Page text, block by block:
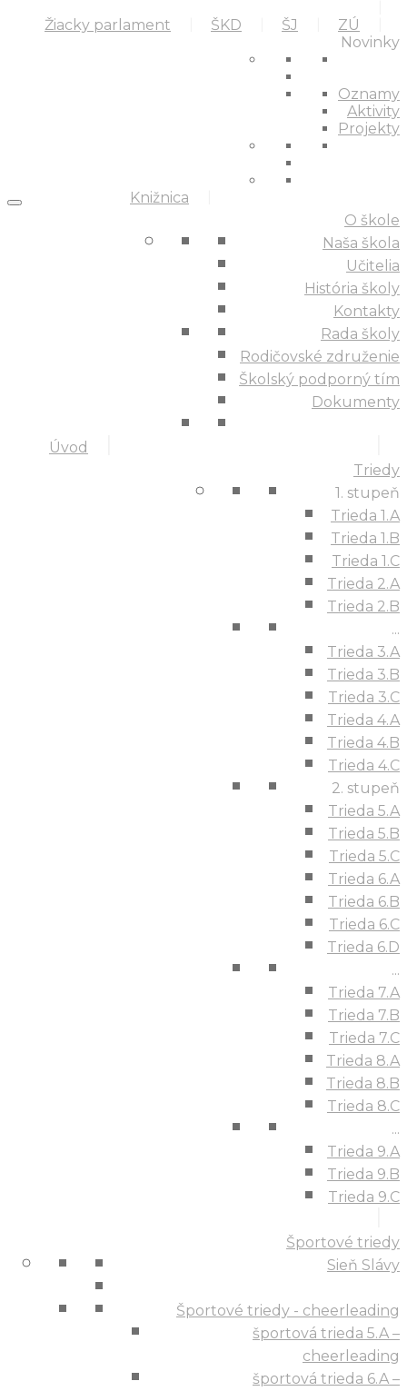
Žiacky parlament
ŠKD ŠJ ZÚ
Knižnica
Novinky
Oznamy
Aktivity
Projekty
Úvod
O škole
Naša škola
Učitelia
História školy
Kontakty
Rada školy
Rodičovské združenie
Školský podporný tím
Dokumenty
Triedy
1. stupeň
Trieda 1.A
Trieda 1.B
Trieda 1.C
Trieda 2.A
Trieda 2.B
...
Trieda 3.A
Trieda 3.B
Trieda 3.C
Trieda 4.A
Trieda 4.B
Trieda 4.C
2. stupeň
Trieda 5.A
Trieda 5.B
Trieda 5.C
Trieda 6.A
Trieda 6.B
Trieda 6.C
Trieda 6.D
...
Trieda 7.A
Trieda 7.B
Trieda 7.C
Trieda 8.A
Trieda 8.B
Trieda 8.C
...
Trieda 9.A
Trieda 9.B
Trieda 9.C
Športové triedy
Sieň Slávy
Športové triedy - cheerleading
športová trieda 5.A –
cheerleading
športová trieda 6.A –